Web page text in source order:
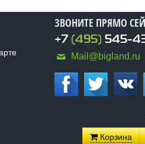
Корзина
ЗВОНИТЕ ПРЯМО
+7 (495) 545-
Mail@bigland.ru